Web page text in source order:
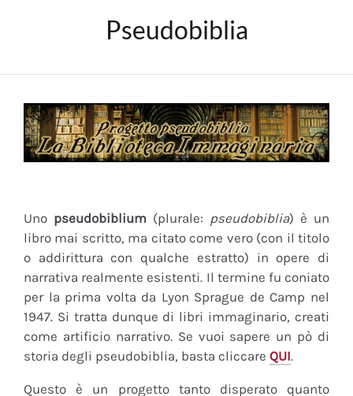
Pseudobiblia
Uno pseudobiblium (plurale: pseudobiblia) è un
libro mai scritto, ma citato come vero (con il titolo
o addirittura con qualche estratto) in opere di
narrativa realmente esistenti. Il termine fu coniato
per la prima volta da Lyon Sprague de Camp nel
1947. Si tratta dunque di libri immaginario, creati
come artificio narrativo. Se vuoi sapere un pò di
storia degli pseudobiblia, basta cliccare QUI.
Questo è un progetto tanto disperato quanto